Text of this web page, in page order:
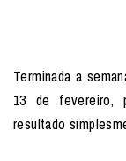
Terminada a
13 de fevereiro,
resultado